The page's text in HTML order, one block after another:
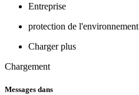
Entreprise
protection de l'environnement
Charger plus
Chargement
Messages dans